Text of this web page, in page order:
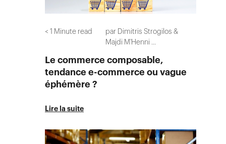
< 1 Minute read par Dimitris Strogilos
Majdi M'Henni ...
Le commerce composable,
tendance e-commerce ou vague
éphémère ?
Lire la suite